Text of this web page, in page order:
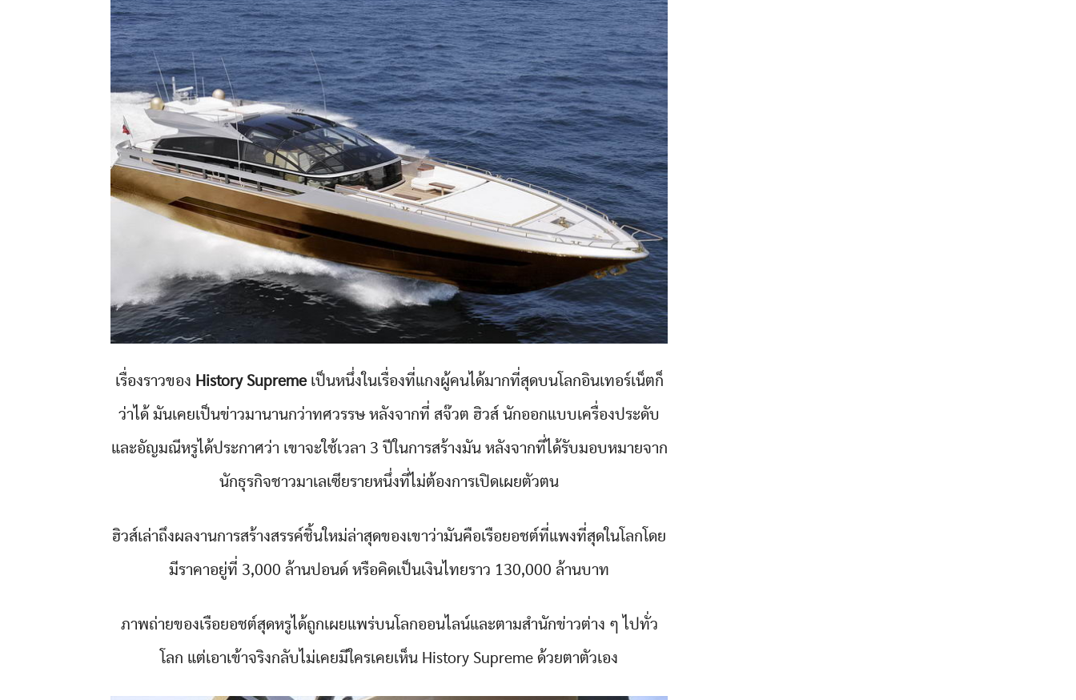
เรื่องราวของ History Supremeเป็นหนึ่งในเรื่องที่แกงผู้คนได้มากที่สุดบนโลกอินเทอร์เน็ตก็
ว่าได้ มันเคยเป็นข่าวมานานกว่าทศวรรษ หลังจากที่ สจ๊วต ฮิวส์ นักออกแบบเครื่องประดับ
และอัญมณีหรูได้ประกาศว่า เขาจะใช้เวลา 3 ปีในการสร้างมัน หลังจากที่ได้รับมอบหมายจาก
นักธุรกิจชาวมาเลเซียรายหนึ่งที่ไม่ต้องการเปิดเผยตัวตน
ฮิวส์เล่าถึงผลงานการสร้างสรรค์ชิ้นใหม่ล่าสุดของเขาว่ามันคือเรือยอชต์ที่แพงที่สุดในโลกโดย
มีราคาอยู่ที่ 3,000 ล้านปอนด์ หรือคิดเป็นเงินไทยราว 130,000 ล้านบาท
ภาพถ่ายของเรือยอชต์สุดหรูได้ถูกเผยแพร่บนโลกออนไลน์และตามสำนักข่าวต่าง ๆ ไปทั่ว
โลก แต่เอาเข้าจริงกลับไม่เคยมีใครเคยเห็น History Supreme ด้วยตาตัวเอง